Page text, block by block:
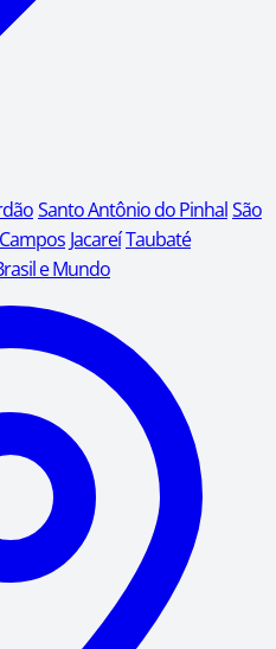
Santo Antônio do PinhalSão
JacareíTaubaté
e Mundo